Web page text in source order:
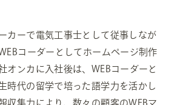
カーで電気工事士として従事しなが
コーダーとしてホームページ制作
オンカに入社後は、WEBコーダーと
時代の留学で培った語学力を活かし
収集力により、数々の顧客のWEBマ